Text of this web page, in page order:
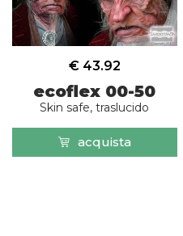
ecoflex 00-50
Skin safe, traslucido
€ 43.92
acquista